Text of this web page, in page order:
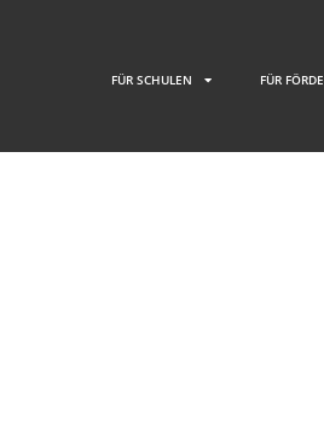
FÜR SCHULEN FÜR